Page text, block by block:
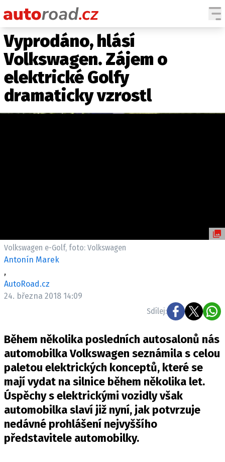
AUTA
TESTY AUT
NOVINKY
EKO
ROZHOVORY
DAKAR
Z DOMOVA
ZE SVĚTA
MOTORSPORT
Vyprodáno, hlásí
Volkswagen. Zájem o
elektrické Golfy
dramaticky vzrostl
Volkswagen e-Golf, foto: Volkswagen
Antonín Marek
,
AutoRoad.cz
24. března 2018 14:09
Sdílej:
Během několika posledních autosalonů nás
automobilka Volkswagen seznámila s celou
paletou elektrických konceptů, které se
mají vydat na silnice během několika let.
Úspěchy s elektrickými vozidly však
automobilka slaví již nyní, jak potvrzuje
nedávné prohlášení nejvyššího
představitele automobilky.